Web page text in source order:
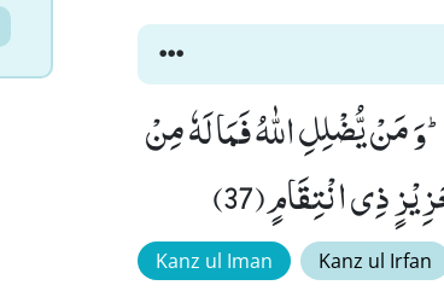
مَنْ یُّضْلِلِ اللّٰهُ فَمَا لَهٗ مِنْ
Kanz ul Iman Kanz ul Irfan